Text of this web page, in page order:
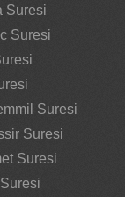
Suresi
Suresi
Suresi
Suresi
Suresi